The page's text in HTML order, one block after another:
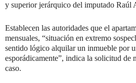
y superior jerárquico del imputado Raúl
Establecen las autoridades que el
mensuales, “situación en extremo
sentido lógico alquilar un inmueble por
esporádicamente”, indica la solicitud de
caso.